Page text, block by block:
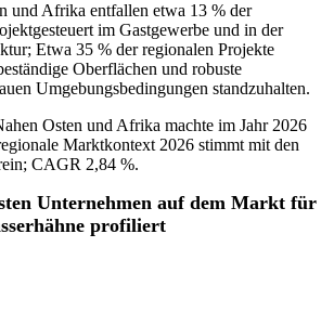
und Afrika entfallen etwa 13 % der
im Gastgewerbe und in der
Etwa 35 % der regionalen Projekte
Oberflächen und robuste
Umgebungsbedingungen standzuhalten.
Osten und Afrika machte im Jahr 2026
Marktkontext 2026 stimmt mit den
CAGR 2,84 %.
Unternehmen auf dem Markt für
profiliert